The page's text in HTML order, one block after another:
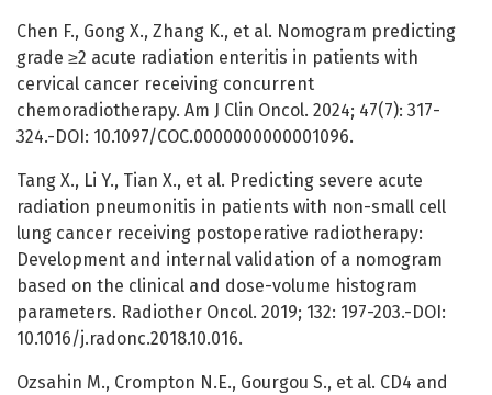
Chen F., Gong X., Zhang K., et al. Nomogram predicting
grade ≥2 acute radiation enteritis in patients with
cervical cancer receiving concurrent
chemoradiotherapy. Am J Clin Oncol. 2024; 47(7): 317-
324.-DOI: 10.1097/COC.0000000000001096.
Tang X., Li Y., Tian X., et al. Predicting severe acute
radiation pneumonitis in patients with non-small cell
lung cancer receiving postoperative radiotherapy:
Development and internal validation of a nomogram
based on the clinical and dose-volume histogram
parameters. Radiother Oncol. 2019; 132: 197-203.-DOI:
10.1016/j.radonc.2018.10.016.
Ozsahin M., Crompton N.E., Gourgou S., et al. CD4 and